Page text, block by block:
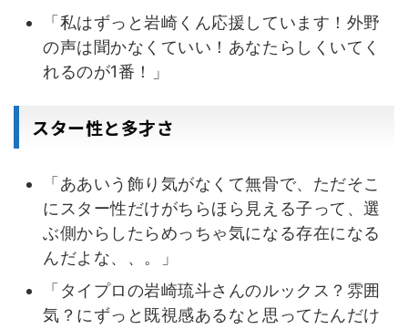
「私はずっと岩崎くん応援しています！外野
の声は聞かなくていい！あなたらしくいてく
れるのが1番！」
スター性と多才さ
「ああいう飾り気がなくて無骨で、ただそこ
にスター性だけがちらほら見える子って、選
ぶ側からしたらめっちゃ気になる存在になる
んだよな、、。」
「タイプロの岩崎琉斗さんのルックス？雰囲
気？にずっと既視感あるなと思ってたんだけ